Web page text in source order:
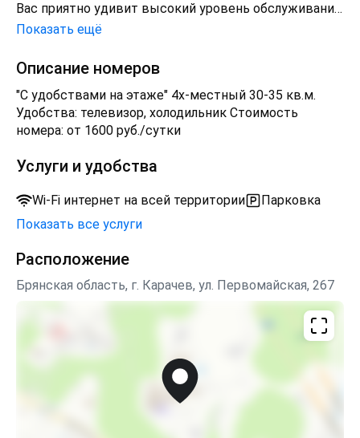
Вас приятно удивит высокий уровень обслуживания
и сервиса, наличие дополнительных услуг, а также
номерах гостиницы.
Показать ещё
Описание номеров
"С удобствами на этаже" 4х-местный 30-35 кв.м.
Удобства: телевизор, холодильник Стоимость
номера: от 1600 руб./сутки
Услуги и удобства
Wi-Fi интернет на всей территории
Парковка
Показать все услуги
Расположение
Брянская область, г. Карачев, ул. Первомайская, 267